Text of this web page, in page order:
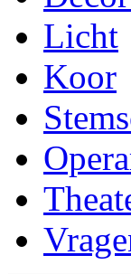
Licht
Koor